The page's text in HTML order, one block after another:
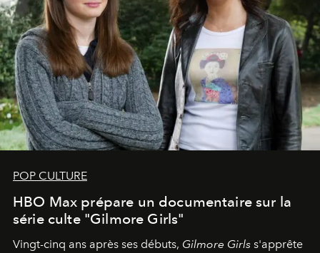
POP CULTURE
HBO Max prépare un documentaire sur la
série culte "Gilmore Girls"
Vingt-cinq ans après ses débuts, Gilmore Girls s'apprête